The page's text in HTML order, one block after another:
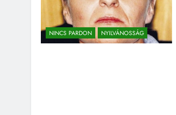
NINCS PARDON NYILVÁNOSSÁG